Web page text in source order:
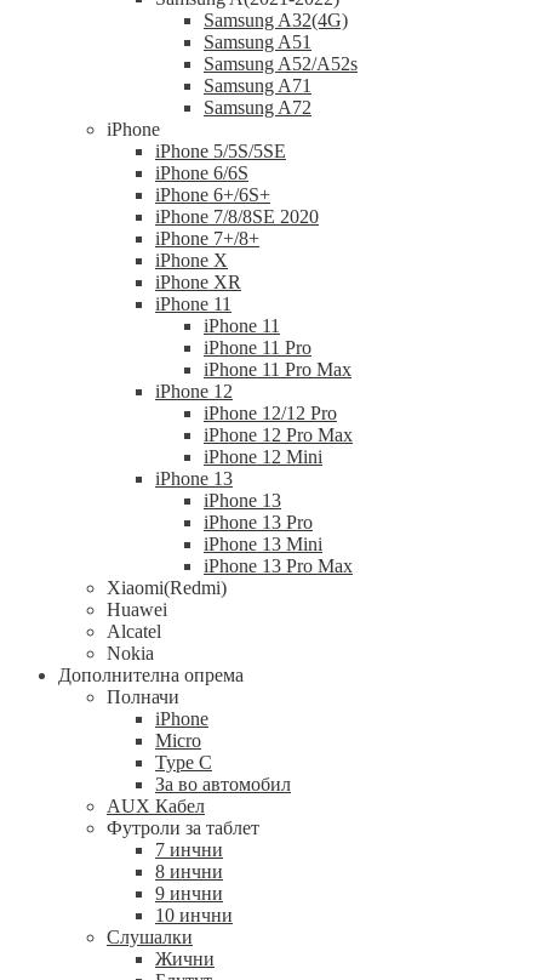
Samsung A32(4G)
Samsung A51
Samsung A52/A52s
Samsung A71
Samsung A72
iPhone
iPhone 5/5S/5SE
iPhone 6/6S
iPhone 6+/6S+
iPhone 7/8/8SE 2020
iPhone 7+/8+
iPhone X
iPhone XR
iPhone 11
iPhone 11
iPhone 11 Pro
iPhone 11 Pro Max
iPhone 12
iPhone 12/12 Pro
iPhone 12 Pro Max
iPhone 12 Mini
iPhone 13
iPhone 13
iPhone 13 Pro
iPhone 13 Mini
iPhone 13 Pro Max
Xiaomi(Redmi)
Huawei
Alcatel
Nokia
Дополнителна опрема
Полначи
iPhone
Micro
Type C
За во автомобил
AUX Кабел
Футроли за таблет
7 инчни
8 инчни
9 инчни
10 инчни
Слушалки
Жични